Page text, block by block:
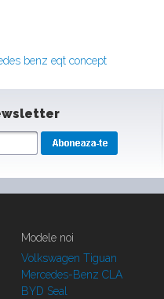
benz eqt concept
Modele noi
Volkswagen Tiguan
Mercedes-Benz CLA
BYD Seal